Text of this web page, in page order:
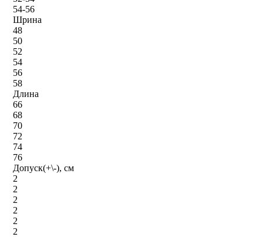
54-56
Шрина
48
50
52
54
56
58
Длина
66
68
70
72
74
76
Допуск(+\-), см
2
2
2
2
2
2